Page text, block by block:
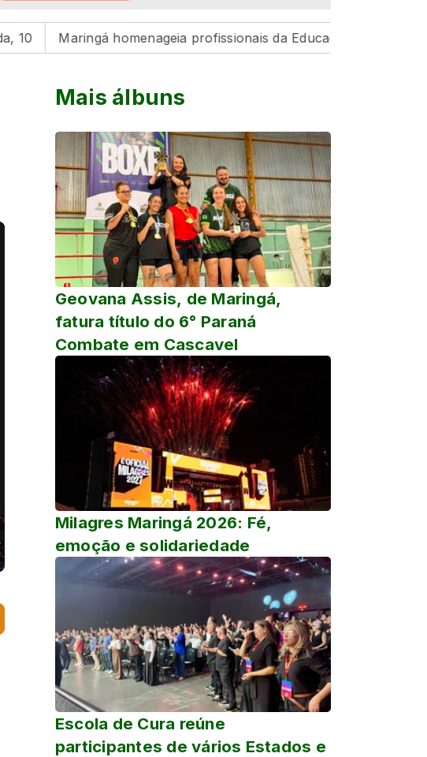
Maringá homenageia profissionais da Educação pelo resultado
Mais álbuns
Geovana Assis, de Maringá,
fatura título do 6° Paraná
Combate em Cascavel
Milagres Maringá 2026: Fé,
emoção e solidariedade
Escola de Cura reúne
participantes de vários Estados e